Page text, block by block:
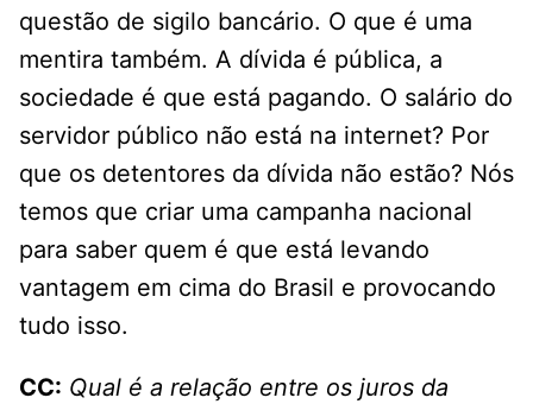
questão de sigilo bancário. O que é uma
mentira também. A dívida é pública, a
sociedade é que está pagando. O salário do
servidor público não está na internet? Por
que os detentores da dívida não estão? Nós
temos que criar uma campanha nacional
para saber quem é que está levando
vantagem em cima do Brasil e provocando
tudo isso.
CC: Qual é a relação entre os juros da